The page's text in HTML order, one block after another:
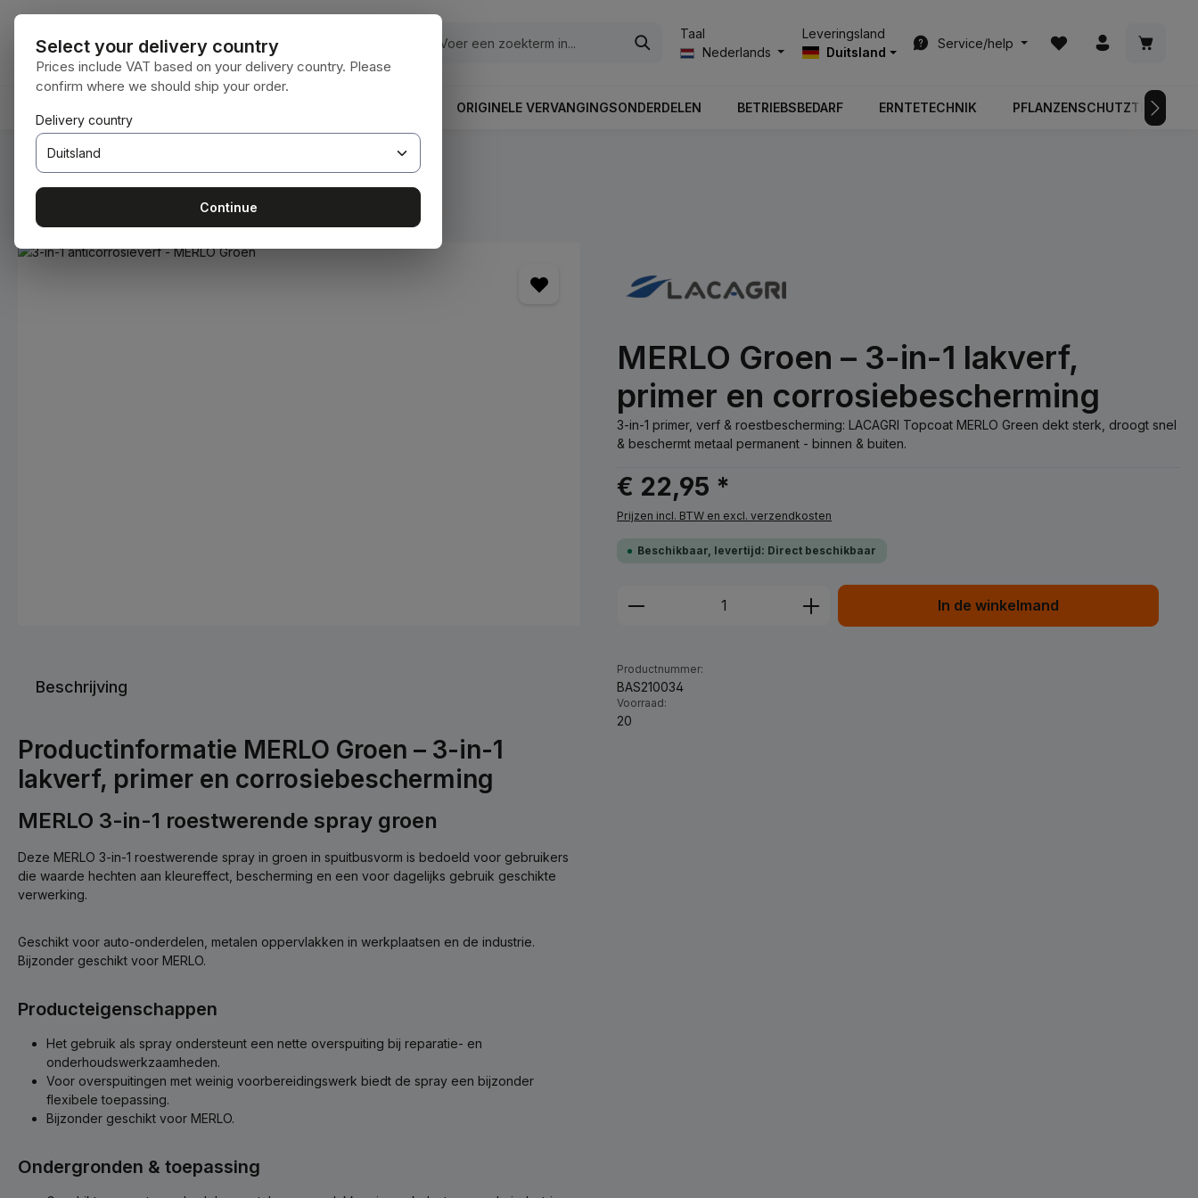
de hoofdinhoud
Ga naar de zoekopdracht
Ga naar de hoofdnavigatie
Taal
Nederlands
Leveringsland
Duitsland
Service/help
Je hebt 0 items op je
ORIGINELE VERVANGINGSONDERDELEN BETRIEBSBEDARF ERNTETECHNIK PFLANZENSCHUTZTECHNIK
U bent hier: Home Verbruiksmaterialen Verven en lakken
Afbeeldingengalerij overslaan
MERLO Groen – 3-in-1 lakverf,
primer en corrosiebescherming
3-in-1 primer, verf & roestbescherming: LACAGRI Topcoat MERLO Green dekt sterk, droogt snel
& beschermt metaal permanent - binnen & buiten.
€ 22,95 *
Prijzen incl. BTW en excl. verzendkosten
Beschikbaar, levertijd: Direct beschikbaar
Producthoeveelheid: Voer de gewenste hoeveelheid in
In de winkelmand
Productnummer:
BAS210034
Voorraad:
20
Beschrijving
Productinformatie MERLO Groen – 3-in-1
lakverf, primer en corrosiebescherming
MERLO 3-in-1 roestwerende spray groen
Deze MERLO 3-in-1 roestwerende spray in groen in spuitbusvorm is bedoeld voor gebruikers
die waarde hechten aan kleureffect, bescherming en een voor dagelijks gebruik geschikte
verwerking.
Geschikt voor auto-onderdelen, metalen oppervlakken in werkplaatsen en de industrie.
Bijzonder geschikt voor MERLO.
Producteigenschappen
Het gebruik als spray ondersteunt een nette overspuiting bij reparatie- en
onderhoudswerkzaamheden.
Voor overspuitingen met weinig voorbereidingswerk biedt de spray een bijzonder
flexibele toepassing.
Bijzonder geschikt voor MERLO.
Ondergronden & toepassing
Select your delivery country
Prices include VAT based on your delivery country. Please
confirm where we should ship your order.
Delivery country
Continue